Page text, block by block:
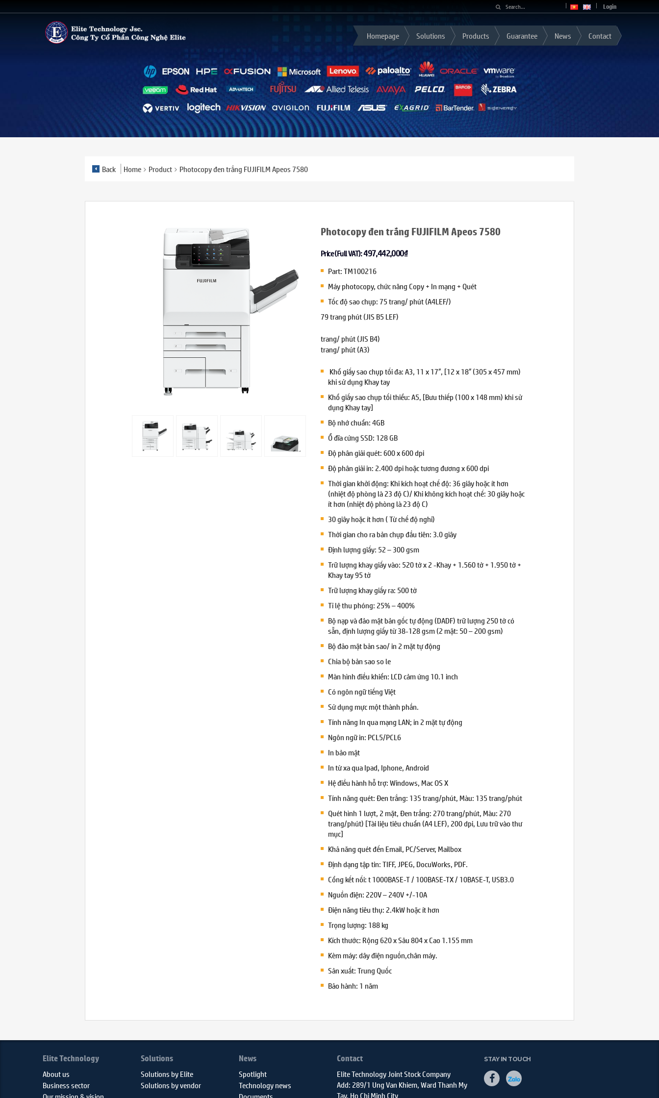
Login
Homepage Solutions Products Guarantee News Contact
Back Home Product Photocopy đen trắng FUJIFILM Apeos 7580
Photocopy đen trắng FUJIFILM Apeos 7580
Price (Full VAT):497,442,000₫
Part: TM100216
Máy photocopy, chức năng Copy + In mạng + Quét
Tốc độ sao chụp: 75 trang/ phút (A4LEF/)
79 trang phút (JIS B5 LEF)
trang/ phút (JIS B4)
trang/ phút (A3)
Khổ giấy sao chụp tối đa: A3, 11 x 17″, [12 x 18″ (305 x 457 mm)
khi sử dụng Khay tay
Khổ giấy sao chụp tối thiểu: A5, [Bưu thiếp (100 x 148 mm) khi sử
dụng Khay tay]
Bộ nhớ chuẩn: 4GB
Ổ đĩa cứng SSD: 128 GB
Độ phân giải quét: 600 x 600 dpi
Độ phân giải in: 2.400 dpi hoặc tương đương x 600 dpi
Thời gian khởi động: Khi kích hoạt chế độ: 36 giây hoặc ít hơn
(nhiệt độ phòng là 23 độ C)/ Khi không kích hoạt chế: 30 giây hoặc
ít hơn (nhiệt độ phòng là 23 độ C)
30 giây hoặc ít hơn ( Từ chế độ nghỉ)
Thời gian cho ra bản chụp đầu tiên: 3.0 giây
Định lượng giấy: 52 – 300 gsm
Trữ lượng khay giấy vào: 520 tờ x 2 -Khay + 1.560 tờ + 1.950 tờ +
Khay tay 95 tờ
Trữ lượng khay giấy ra: 500 tờ
Tỉ lệ thu phóng: 25% – 400%
Bộ nạp và đảo mặt bản gốc tự động (DADF) trữ lượng 250 tờ có
sẵn, định lượng giấy từ 38-128 gsm (2 mặt: 50 – 200 gsm)
Bộ đảo mặt bản sao/ in 2 mặt tự động
Chia bộ bản sao so le
Màn hình điều khiển: LCD cảm ứng 10.1 inch
Có ngôn ngữ tiếng Việt
Sử dụng mực một thành phần.
Tính năng In qua mạng LAN; in 2 mặt tự động
Ngôn ngữ in: PCL5/PCL6
In bảo mật
In từ xa qua Ipad, Iphone, Android
Hệ điều hành hỗ trợ: Windows, Mac OS X
Tính năng quét: Đen trắng: 135 trang/phút, Màu: 135 trang/phút
Quét hình 1 lượt, 2 mặt, Đen trắng: 270 trang/phút, Màu: 270
trang/phút) [Tài liệu tiêu chuẩn (A4 LEF), 200 dpi, Lưu trữ vào thư
mục]
Khả năng quét đến Email, PC/Server, Mailbox
Định dạng tập tin: TIFF, JPEG, DocuWorks, PDF.
Cổng kết nối: t 1000BASE-T / 100BASE-TX / 10BASE-T, USB3.0
Nguồn điện: 220V – 240V +/-10A
Điện năng tiêu thụ: 2.4kW hoặc ít hơn
Trọng lượng: 188 kg
Kích thước: Rộng 620 x Sâu 804 x Cao 1.155 mm
Kèm máy: dây điện nguồn,chân máy.
Sản xuất: Trung Quốc
Bảo hành: 1 năm
Elite Technology
About us
Business sector
Solutions
Solutions by Elite
Solutions by vendor
News
Spotlight
Technology news
Contact
Elite Technology Joint Stock Company
Add: 289/1 Ung Van Khiem, Ward Thanh My
Tay, Ho Chi Minh City
STAY IN TOUCH